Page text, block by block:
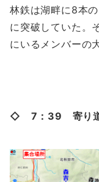
林鉄は湖畔に8本
に突破していた。
にいるメンバーの
◇ 7：39 寄り道